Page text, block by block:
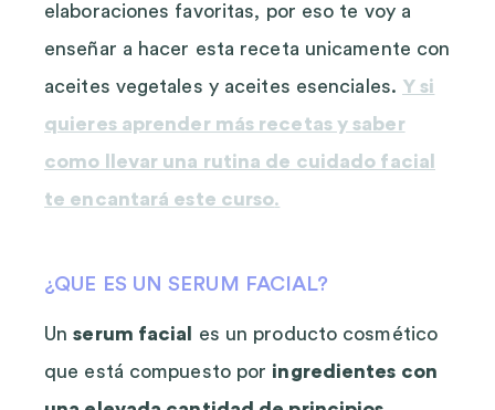
elaboraciones favoritas, por eso te voy a
enseñar a hacer esta receta unicamente con
aceites vegetales y aceites esenciales. Y si
quieres aprender más recetas y saber
como llevar una rutina de cuidado facial
te encantará este curso.
¿QUE ES UN SERUM FACIAL?
Unserum facial
es un producto cosmético
que está compuesto por ingredientes con